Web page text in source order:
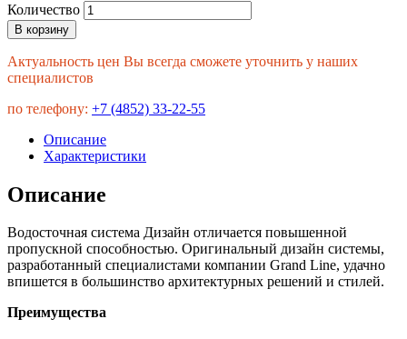
составляла
856,0
руб..
Количество
В корзину
Актуальность цен Вы всегда сможете уточнить у наших
специалистов
по телефону: +7 (4852) 33-22-55
Описание
Характеристики
Описание
Водосточная система Дизайн отличается повышенной
пропускной способностью. Оригинальный дизайн системы,
разработанный специалистами компании Grand Line, удачно
впишется в большинство архитектурных решений и стилей.
Преимущества